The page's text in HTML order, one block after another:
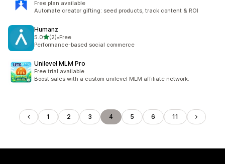
Free plan available
Automate creator gifting: seed products, track content & ROI
Humanz
5.0별 5개 중
(2)
총 리뷰 2개
•Free
Performance-based social commerce
Unilevel MLM Pro
Free trial available
Boost sales with a custom unilevel MLM affiliate network.
1 2 3 4 5 6 11